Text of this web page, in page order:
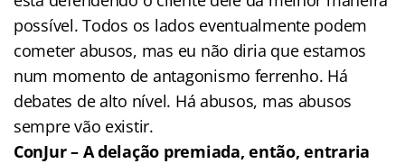
possível. Todos os lados eventualmente podem
cometer abusos, mas eu não diria que estamos
num momento de antagonismo ferrenho. Há
debates de alto nível. Há abusos, mas abusos
sempre vão existir.
ConJur – A delação premiada, então, entraria